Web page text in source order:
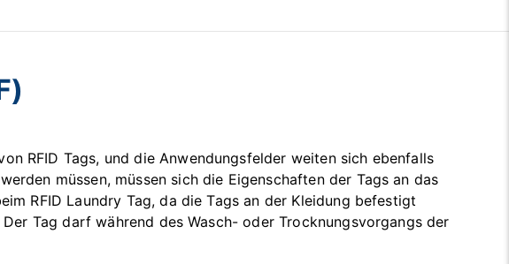
RFID Tags, und die Anwendungsfelder weiten sich ebenfalls
müssen, müssen sich die Eigenschaften der Tags an das
RFID Laundry Tag, da die Tags an der Kleidung befestigt
Tag darf während des Wasch- oder Trocknungsvorgangs der